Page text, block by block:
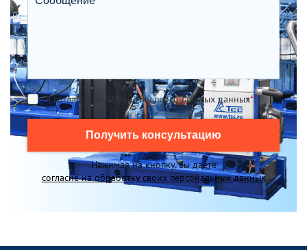
Я согласен на обработку персональных данных*
Получить консультацию
Нажимая на кнопку, вы даете
согласие на обработку своих персональных данных